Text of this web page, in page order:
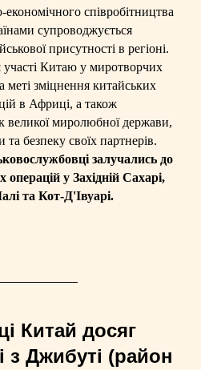
співробітництва
супроводжується
присутності в регіоні.
участі Китаю у миротворчих
зміцнення китайських
в Африці, а також
великої миролюбної держави,
та безпеку своїх партнерів.
залучались до
у Західній Сахарі,
та Кот-Д'Івуарі.
Китай досяг
з Джибуті (район